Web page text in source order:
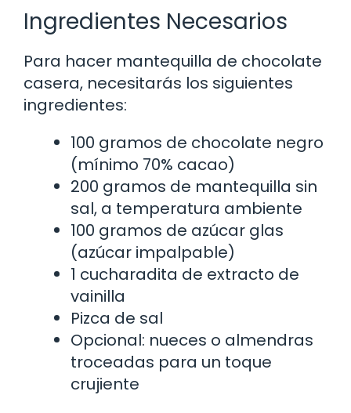
Ingredientes Necesarios
Para hacer mantequilla de chocolate
casera, necesitarás los siguientes
ingredientes:
100 gramos de chocolate negro
(mínimo 70% cacao)
200 gramos de mantequilla sin
sal, a temperatura ambiente
100 gramos de azúcar glas
(azúcar impalpable)
1 cucharadita de extracto de
vainilla
Pizca de sal
Opcional: nueces o almendras
troceadas para un toque
crujiente